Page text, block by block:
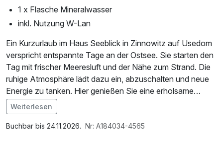
1 x Flasche Mineralwasser
inkl. Nutzung W-Lan
Ein Kurzurlaub im Haus Seeblick in Zinnowitz auf Usedom
verspricht entspannte Tage an der Ostsee. Sie starten den
Tag mit frischer Meeresluft und der Nähe zum Strand. Die
ruhige Atmosphäre lädt dazu ein, abzuschalten und neue
Energie zu tanken. Hier genießen Sie eine erholsame
Auszeit fernab vom Alltag.
Im Angebot enthalten
1 Flasche Mineralwasser, W-LAN Nutzung /
Weiterlesen
Buchbar bis 24.11.2026. Nr: A184034-4565